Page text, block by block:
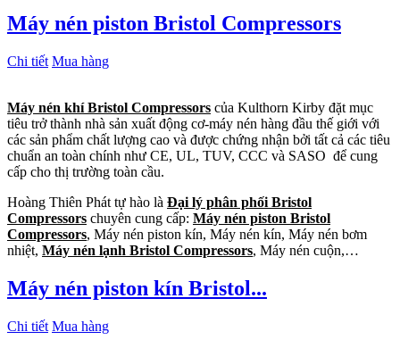
Máy nén piston Bristol Compressors
Chi tiết Mua hàng
Máy nén khí Bristol Compressors của Kulthorn Kirby đặt mục
tiêu trở thành nhà sản xuất động cơ-máy nén hàng đầu thế giới với
các sản phẩm chất lượng cao và được chứng nhận bởi tất cả các tiêu
chuẩn an toàn chính như CE, UL, TUV, CCC và SASO để cung
cấp cho thị trường toàn cầu.
Hoàng Thiên Phát tự hào là Đại lý phân phối Bristol
Compressors chuyên cung cấp: Máy nén piston Bristol
Compressors, Máy nén piston kín, Máy nén kín, Máy nén bơm
nhiệt, Máy nén lạnh Bristol Compressors, Máy nén cuộn,…
Máy nén piston kín Bristol...
Chi tiết Mua hàng